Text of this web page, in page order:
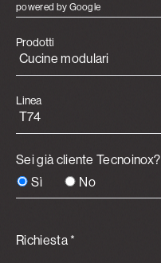
powered by Google
Prodotti
Linea
Sei già cliente Tecnoinox?
Sì
No
Richiesta *